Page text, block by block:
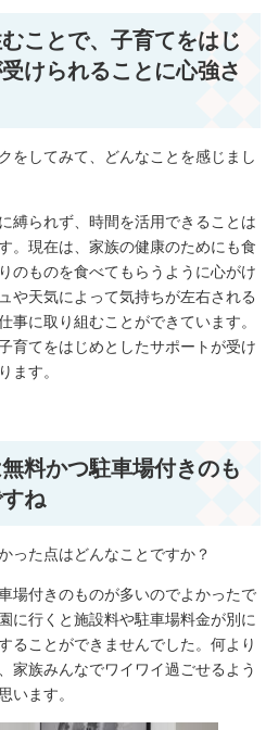
ことで、子育てをはじ
けられることに心強さ
をしてみて、どんなことを感じまし
縛られず、時間を活用できることは
。現在は、家族の健康のためにも食
のものを食べてもらうように心がけ
や天気によって気持ちが左右される
事に取り組むことができています。
育てをはじめとしたサポートが受け
ます。
料かつ駐車場付きのも
ね
った点はどんなことですか？
場付きのものが多いのでよかったで
に行くと施設料や駐車場料金が別に
ることができませんでした。何より
家族みんなでワイワイ過ごせるよう
います。